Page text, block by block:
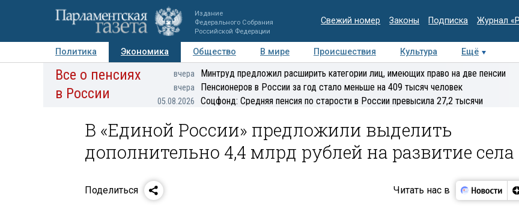
Издание
Федерального Собрания
Российской Федерации
Свежий номер Законы Подписка Журнал
Политика Экономика Общество В мире Происшествия Культура Ещё
Авторы Персоны Мнения Регионы Медиацентр Интервью Колумнисты
Все о пенсиях
в России
вчера Минтруд предложил расширить категории лиц, имеющих право на две пенсии
вчера Пенсионеров в России за год стало меньше на 409 тысяч человек
05.08.2026 Соцфонд: Средняя пенсия по старости в России превысила 27,2 тысячи
В «Единой России» предложили выделить
дополнительно 4,4 млрд рублей на развитие села
Поделиться Читать нас в